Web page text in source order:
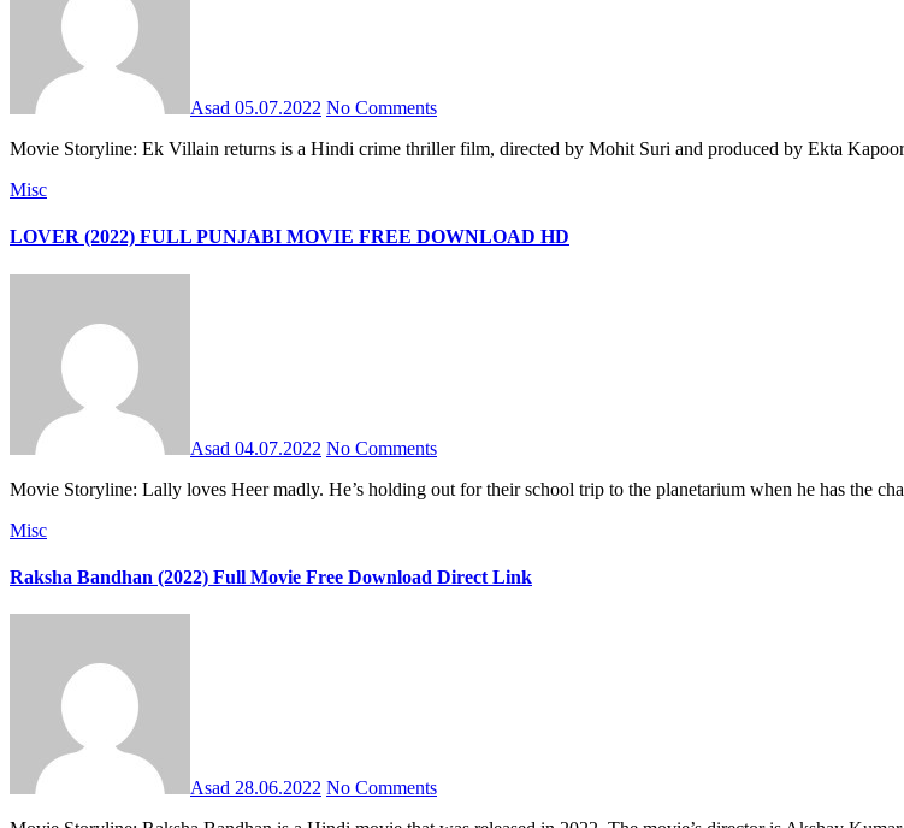
Asad 05.07.2022 No Comments
Movie Storyline: Ek Villain returns is a Hindi crime thriller film, directed by Mohit Suri and produced by Ekta
Misc
LOVER (2022) FULL PUNJABI MOVIE FREE DOWNLOAD HD
Asad 04.07.2022 No Comments
Movie Storyline: Lally loves Heer madly. He’s holding out for their school trip to the planetarium when he has the
Misc
Raksha Bandhan (2022) Full Movie Free Download Direct Link
Asad 28.06.2022 No Comments